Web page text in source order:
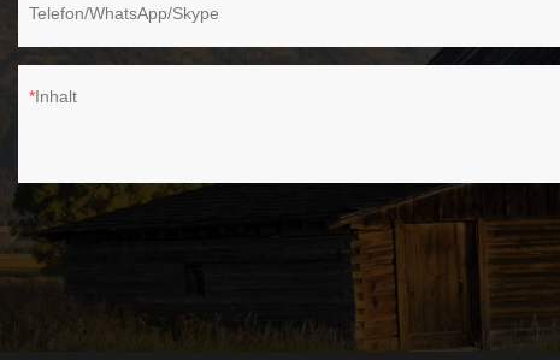
Telefon/WhatsApp/Skype
Inhalt